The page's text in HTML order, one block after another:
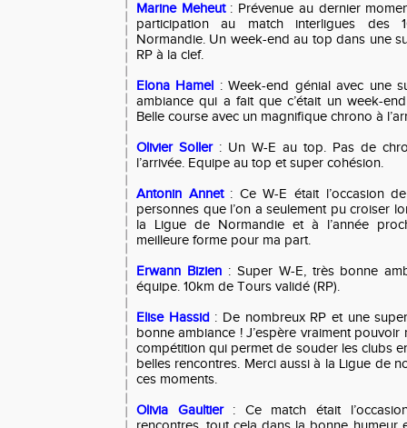
Marine Meheut: Prévenue au dernier
participation au match interligues des
Normandie. Un week-end au top dans une
RP à la clef.
Elona Hamel : Week-end génial avec une
ambiance qui a fait que c’était un week-
Belle course avec un magnifique chrono à
Olivier Soller: Un W-E au top. Pas de
l’arrivée. Equipe au top et super cohésion.
Antonin Annet: Ce W-E était l’occasion
personnes que l’on a seulement pu croiser
la Ligue de Normandie et à l’année
meilleure forme pour ma part.
Erwann Bizien: Super W-E, très bonne
équipe. 10km de Tours validé (RP).
Elise Hassid : De nombreux RP et une
bonne ambiance ! J’espère vraiment
compétition qui permet de souder les clubs
belles rencontres. Merci aussi à la Ligue de
ces moments.
Olivia Gaultier: Ce match était